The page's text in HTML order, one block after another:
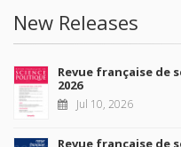
New Releases
Revue française de
2026
Jul 10, 2026
Revue française de